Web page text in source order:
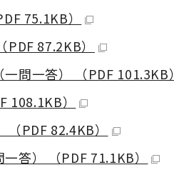
75.1KB）
87.2KB）
問一答） （PDF 101.3KB）
）
PDF 82.4KB）
答） （PDF 71.1KB）